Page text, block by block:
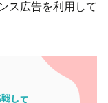
ス広告を利用して